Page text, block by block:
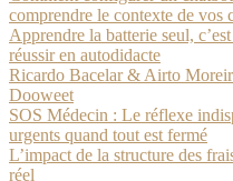
comprendre le contexte de vos
Apprendre la batterie seul,
réussir en autodidacte
Ricardo Bacelar & Airto
Dooweet
SOS Médecin : Le réflexe
urgents quand tout est fermé
L’impact de la structure des
réel